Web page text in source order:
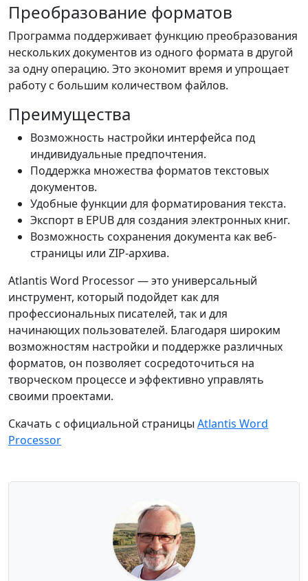
Преобразование форматов
Программа поддерживает функцию преобразования
нескольких документов из одного формата в другой
за одну операцию. Это экономит время и упрощает
работу с большим количеством файлов.
Преимущества
Возможность настройки интерфейса под
индивидуальные предпочтения.
Поддержка множества форматов текстовых
документов.
Удобные функции для форматирования текста.
Экспорт в EPUB для создания электронных книг.
Возможность сохранения документа как веб-
страницы или ZIP-архива.
Atlantis Word Processor — это универсальный
инструмент, который подойдет как для
профессиональных писателей, так и для
начинающих пользователей. Благодаря широким
возможностям настройки и поддержке различных
форматов, он позволяет сосредоточиться на
творческом процессе и эффективно управлять
своими проектами.
Скачать с официальной страницы Atlantis Word
Processor